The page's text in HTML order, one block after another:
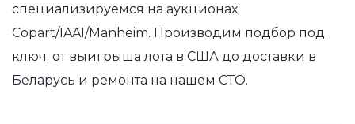
специализируемся на аукционах
Copart/IAAI/Manheim. Производим подбор под
ключ: от выигрыша лота в США до доставки в
Беларусь и ремонта на нашем СТО.